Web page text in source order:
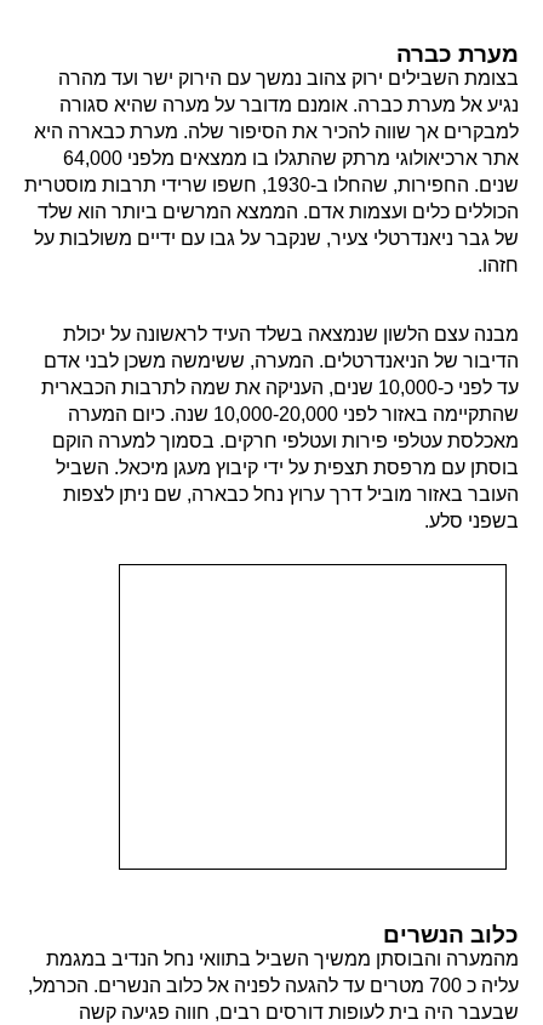
מערת כברה
בצומת השבילים ירוק צהוב נמשך עם הירוק ישר ועד מהרה
נגיע אל מערת כברה. אומנם מדובר על מערה שהיא סגורה
למבקרים אך שווה להכיר את הסיפור שלה. מערת כבארה היא
אתר ארכיאולוגי מרתק שהתגלו בו ממצאים מלפני 64,000
שנים. החפירות, שהחלו ב-1930, חשפו שרידי תרבות מוסטרית
הכוללים כלים ועצמות אדם. הממצא המרשים ביותר הוא שלד
של גבר ניאנדרטלי צעיר, שנקבר על גבו עם ידיים משולבות על
חזהו.
מבנה עצם הלשון שנמצאה בשלד העיד לראשונה על יכולת
הדיבור של הניאנדרטלים. המערה, ששימשה משכן לבני אדם
עד לפני כ-10,000 שנים, העניקה את שמה לתרבות הכבארית
שהתקיימה באזור לפני 10,000-20,000 שנה. כיום המערה
מאכלסת עטלפי פירות ועטלפי חרקים. בסמוך למערה הוקם
בוסתן עם מרפסת תצפית על ידי קיבוץ מעגן מיכאל. השביל
העובר באזור מוביל דרך ערוץ נחל כבארה, שם ניתן לצפות
בשפני סלע.
כלוב הנשרים
מהמערה והבוסתן ממשיך השביל בתוואי נחל הנדיב במגמת
עליה כ 700 מטרים עד להגעה לפניה אל כלוב הנשרים. הכרמל,
שבעבר היה בית לעופות דורסים רבים, חווה פגיעה קשה